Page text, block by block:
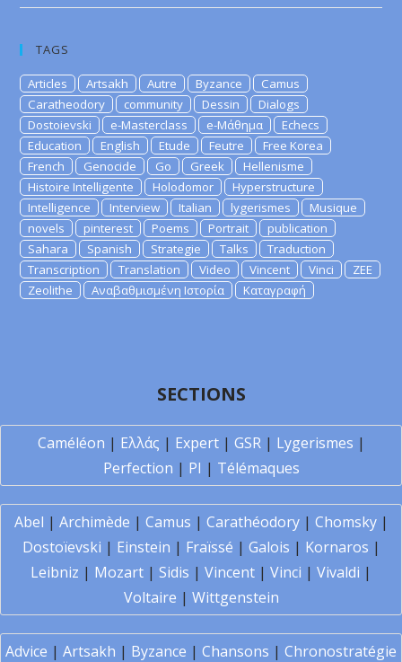
TAGS
Articles Artsakh Autre Byzance
Camus
Caratheodory
community Dessin
Dialogs
Dostoievski
e-Masterclass e-Μάθημα
Echecs
Education
English Etude Feutre
Free Korea
French
Genocide Go Greek
Hellenisme
Histoire Intelligente
Holodomor
Hyperstructure
Intelligence
Interview Italian lygerismes
Musique
novels
pinterest Poems Portrait
publication
Sahara
Spanish Strategie Talks
Traduction
Transcription
Translation Video Vincent Vinci
ZEE
Zeolithe
Αναβαθμισμένη Ιστορία Καταγραφή
SECTIONS
Caméléon | Ελλάς | Expert| GSR| Lygerismes |
Perfection | PI | Télémaques
Abel | Archimède | Camus | Carathéodory| Chomsky|
Dostoïevski | Einstein | Fraïssé | Galois | Kornaros |
Leibniz | Mozart | Sidis | Vincent | Vinci | Vivaldi |
Voltaire | Wittgenstein
Advice | Artsakh | Byzance | Chansons | Chronostratégie